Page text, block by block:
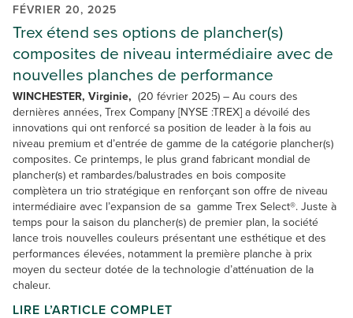
FÉVRIER 20, 2025
Trex étend ses options de plancher(s)
composites de niveau intermédiaire avec de
nouvelles planches de performance
WINCHESTER, Virginie, (20 février 2025) – Au cours des
dernières années, Trex Company [NYSE :TREX] a dévoilé des
innovations qui ont renforcé sa position de leader à la fois au
niveau premium et d’entrée de gamme de la catégorie plancher(s)
composites. Ce printemps, le plus grand fabricant mondial de
plancher(s) et rambardes/balustrades en bois composite
complètera un trio stratégique en renforçant son offre de niveau
intermédiaire avec l’expansion de sa gamme Trex Select®. Juste à
temps pour la saison du plancher(s) de premier plan, la société
lance trois nouvelles couleurs présentant une esthétique et des
performances élevées, notamment la première planche à prix
moyen du secteur dotée de la technologie d’atténuation de la
chaleur.
LIRE L’ARTICLE COMPLET